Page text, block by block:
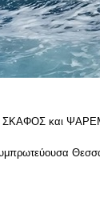
ΣΚΑΦΟΣ και